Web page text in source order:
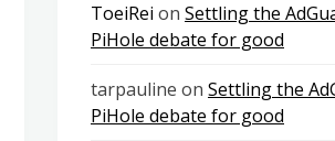
ToeiRei on Settling the
PiHole debate for good
tarpauline on Settling the
PiHole debate for good